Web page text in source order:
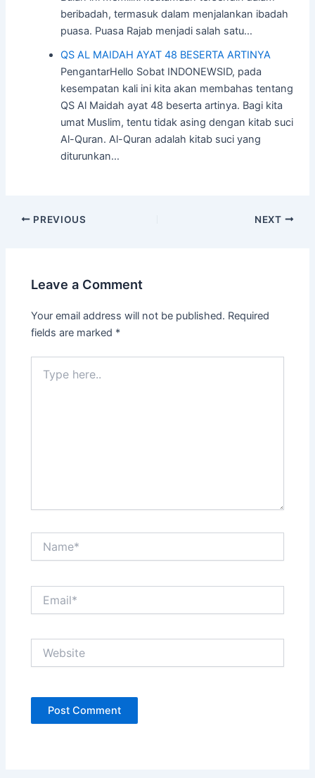
beribadah, termasuk dalam menjalankan ibadah
puasa. Puasa Rajab menjadi salah satu…
QS AL MAIDAH AYAT 48 BESERTA ARTINYA
PengantarHello Sobat INDONEWSID, pada
kesempatan kali ini kita akan membahas tentang
QS Al Maidah ayat 48 beserta artinya. Bagi kita
umat Muslim, tentu tidak asing dengan kitab suci
Al-Quran. Al-Quran adalah kitab suci yang
diturunkan…
Post
PREVIOUS NEXT
Leave a Comment
Your email address will not be published. Required
fields are marked *
here..